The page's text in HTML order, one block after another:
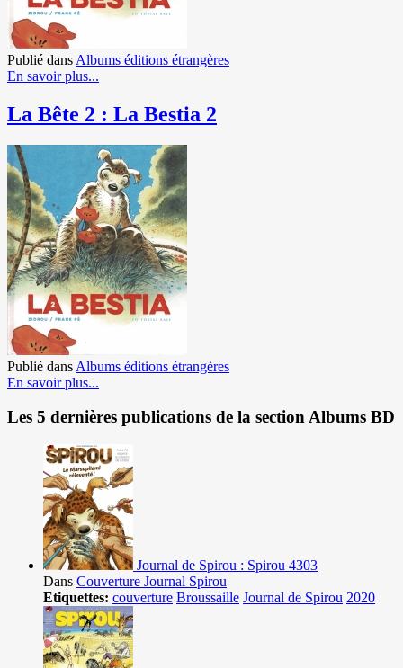
Publié dans Albums éditions étrangères
En savoir plus...
La Bête 2 : La Bestia 2
Publié dans Albums éditions étrangères
En savoir plus...
Les 5 dernières publications de la section Albums BD
Journal de Spirou : Spirou 4303
Dans Couverture Journal Spirou
Etiquettes: couverture Broussaille Journal de Spirou 2020